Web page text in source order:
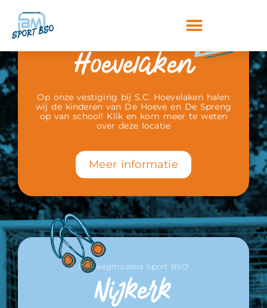
Hoevelaken
Op onze vestiging bij S.C. Hoevelaken halen
wij de kinderen van De Hoeve en De Spreng
op van school! Klik en kom meer te weten
over deze locatie
Meer informatie
Beweegmasters Sport BSO
Nijkerk